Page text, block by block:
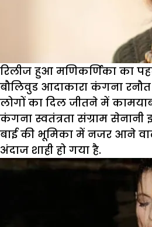
रिलीज हुआ मणिकर्णिका का
बौलिवुड आदाकारा कंगना रनौत
लोगों का दिल जीतने में
कंगना स्वतंत्रता संग्राम सेनानी
बाई की भूमिका में नजर आने
अंदाज शाही हो गया है.